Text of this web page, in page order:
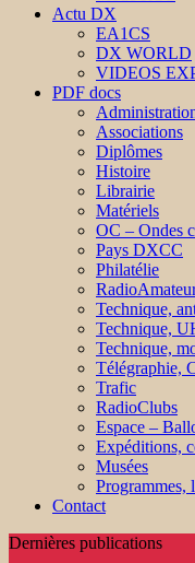
Actu DX
EA1CS
DX WORLD
VIDEOS
PDF docs
Associations
Diplômes
Histoire
Librairie
Matériels
OC – Ondes
Pays DXCC
Philatélie
Technique,
Technique,
Technique,
Télégraphie,
Trafic
RadioClubs
Espace –
Expéditions,
Musées
Programmes,
Contact
Dernières publications